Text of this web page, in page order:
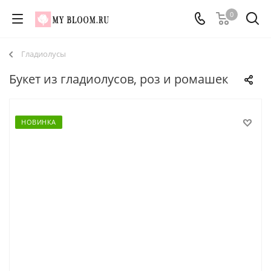
0
Гладиолусы
Букет из гладиолусов, роз и ромашек
НОВИНКА